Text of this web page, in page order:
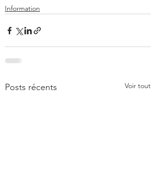
Information
Posts récents Voir tout